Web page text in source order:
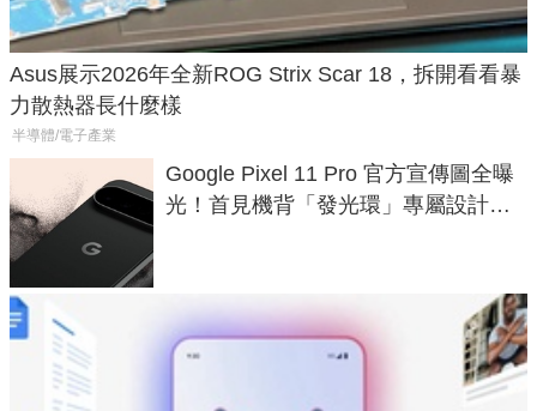
Asus展示2026年全新ROG Strix Scar 18，拆開看看暴
力散熱器長什麼樣
半導體/電子產業
Google Pixel 11 Pro 官方宣傳圖全曝
光！首見機背「發光環」專屬設計、